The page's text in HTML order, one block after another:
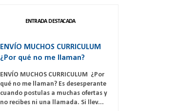
ENTRADA DESTACADA
ENVÍO MUCHOS CURRICULUM
¿Por qué no me llaman?
ENVÍO MUCHOS CURRICULUM ¿Por
qué no me llaman? Es desesperante
cuando postulas a muchas ofertas y
no recibes ni una llamada. Si llev...